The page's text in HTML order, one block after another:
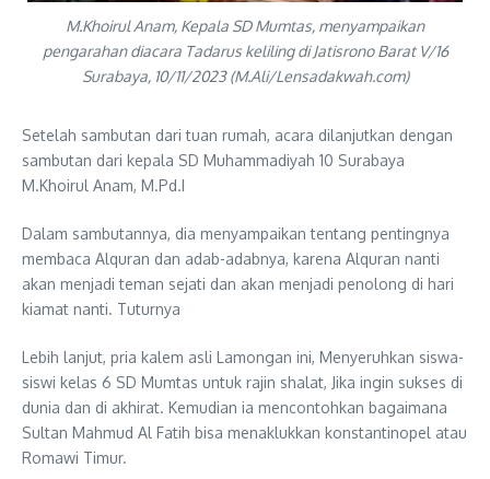
M.Khoirul Anam, Kepala SD Mumtas, menyampaikan
pengarahan diacara Tadarus keliling di Jatisrono Barat V/16
Surabaya, 10/11/2023 (M.Ali/Lensadakwah.com)
Setelah sambutan dari tuan rumah, acara dilanjutkan dengan
sambutan dari kepala SD Muhammadiyah 10 Surabaya
M.Khoirul Anam, M.Pd.I
Dalam sambutannya, dia menyampaikan tentang pentingnya
membaca Alquran dan adab-adabnya, karena Alquran nanti
akan menjadi teman sejati dan akan menjadi penolong di hari
kiamat nanti. Tuturnya
Lebih lanjut, pria kalem asli Lamongan ini, Menyeruhkan siswa-
siswi kelas 6 SD Mumtas untuk rajin shalat, Jika ingin sukses di
dunia dan di akhirat. Kemudian ia mencontohkan bagaimana
Sultan Mahmud Al Fatih bisa menaklukkan konstantinopel atau
Romawi Timur.